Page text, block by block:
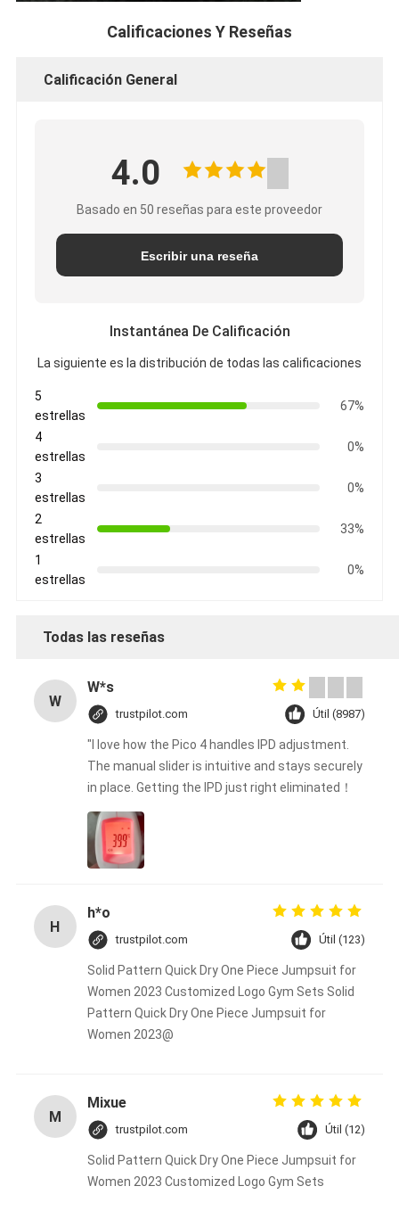
Calificaciones Y Reseñas
Calificación General
4.0
Basado en 50 reseñas para este proveedor
Escribir una reseña
Instantánea De Calificación
La siguiente es la distribución de todas las calificaciones
5
estrellas
67%
4
estrellas
0%
3
estrellas
0%
2
estrellas
33%
1
estrellas
0%
Todas las reseñas
W
W*s
trustpilot.com Útil (8987)
"I love how the Pico 4 handles IPD adjustment.
The manual slider is intuitive and stays securely
in place. Getting the IPD just right eliminated！
H
h*o
trustpilot.com Útil (123)
Solid Pattern Quick Dry One Piece Jumpsuit for
Women 2023 Customized Logo Gym Sets Solid
Pattern Quick Dry One Piece Jumpsuit for
Women 2023@
M
Mixue
trustpilot.com Útil (12)
Solid Pattern Quick Dry One Piece Jumpsuit for
Women 2023 Customized Logo Gym Sets